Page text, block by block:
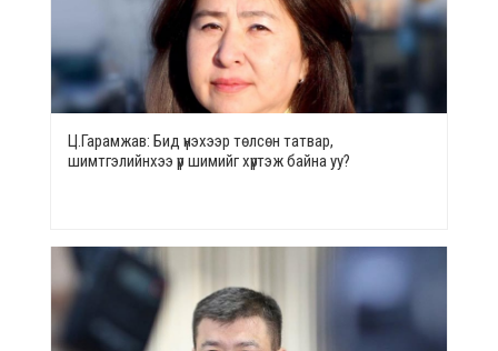
Ц.Гарамжав: Бид үнэхээр төлсөн татвар,
шимтгэлийнхээ үр шимийг хүртэж байна уу?